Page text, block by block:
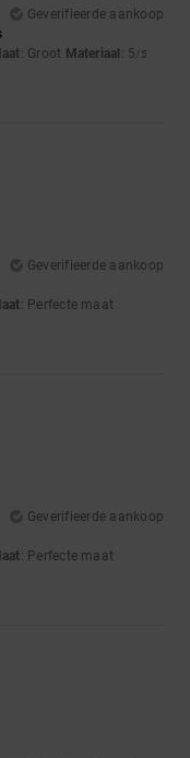
Geverifieerde aankoop
: Groot Materiaal : 5/5
Geverifieerde aankoop
: Perfecte maat
Geverifieerde aankoop
: Perfecte maat